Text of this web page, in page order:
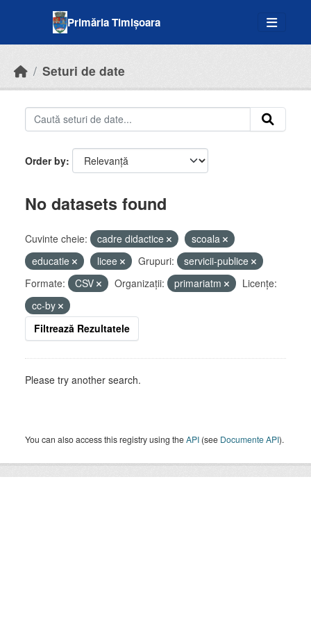
Primăria Timișoara
Seturi de date
Order by
No datasets found
Cuvinte cheie: cadre didactice
scoala
educatie
licee Grupuri:
servicii-publice
Formate:
CSV Organizații: primariatm
Licenţe:
cc-by
Filtrează Rezultatele
Please try another search.
You can also access this registry using theAPI (see Documente API).